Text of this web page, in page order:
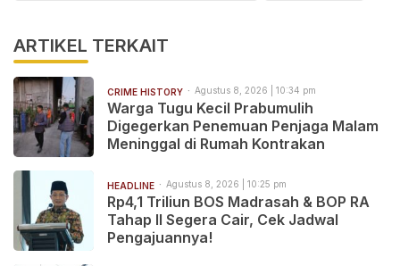
ARTIKEL TERKAIT
CRIME HISTORY Agustus 8, 2026 | 10:34 pm
Warga Tugu Kecil Prabumulih
Digegerkan Penemuan Penjaga Malam
Meninggal di Rumah Kontrakan
HEADLINE Agustus 8, 2026 | 10:25 pm
Rp4,1 Triliun BOS Madrasah & BOP RA
Tahap II Segera Cair, Cek Jadwal
Pengajuannya!